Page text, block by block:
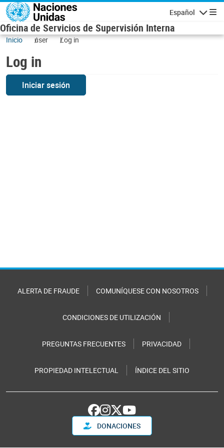
Skip to main content
Español
Oficina de Servicios de Supervisión Interna
Inicio user Log in
Log in
Iniciar sesión
ALERTA DE FRAUDE COMUNÍQUESE CON NOSOTROS
CONDICIONES DE UTILIZACIÓN
PREGUNTAS FRECUENTES PRIVACIDAD
PROPIEDAD INTELECTUAL ÍNDICE DEL SITIO
DONACIONES